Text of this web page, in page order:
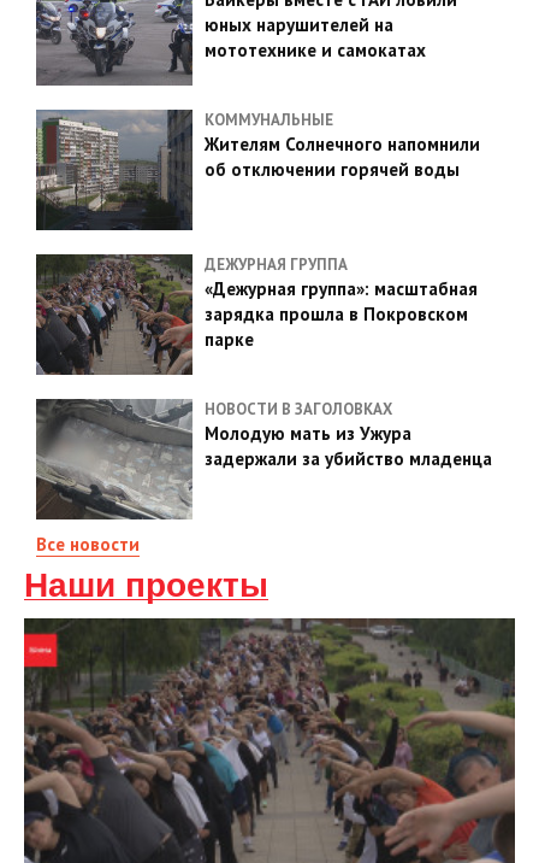
юных нарушителей на
мототехнике и самокатах
КОММУНАЛЬНЫЕ
Жителям Солнечного напомнили
об отключении горячей воды
ДЕЖУРНАЯ ГРУППА
«Дежурная группа»: масштабная
зарядка прошла в Покровском
парке
НОВОСТИ В ЗАГОЛОВКАХ
Молодую мать из Ужура
задержали за убийство младенца
Все новости
Наши проекты